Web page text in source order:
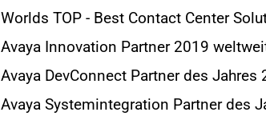
Worlds TOP - Best Contact Center
Avaya Innovation Partner 2019
Avaya DevConnect Partner des
Avaya Systemintegration Partner des